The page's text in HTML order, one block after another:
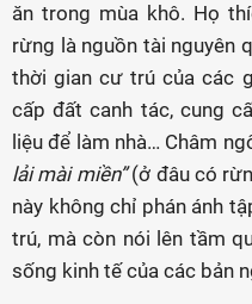
ăn trong mùa khô. Họ
rừng là nguồn tài nguyên
thời gian cư trú của các
cấp đất canh tác, cung
liệu để làm nhà… Châm
lải mài miền”(ở đâu có
này không chỉ phán ánh
trú, mà còn nói lên tầm
sống kinh tế của các bản